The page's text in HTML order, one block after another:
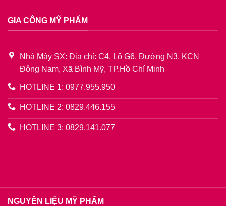
GIA CÔNG MỸ PHẨM
Nhà Máy SX: Địa chỉ: C4, Lô G6, Đường N3, KCN
Đông Nam, Xã Bình Mỹ, TP.Hồ Chí Minh
HOTLINE 1: 0977.955.950
HOTLINE 2: 0829.446.155
HOTLINE 3: 0829.141.077
NGUYÊN LIỆU MỸ PHẨM